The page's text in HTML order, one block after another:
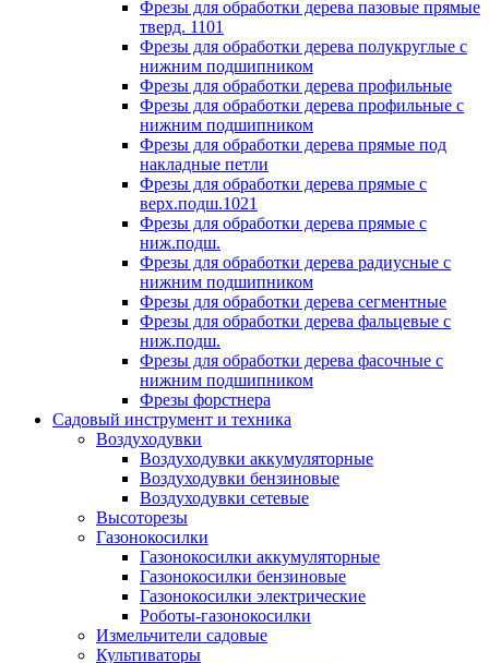
Фрезы для обработки дерева пазовые прямые
тверд. 1101
Фрезы для обработки дерева полукруглые с
нижним подшипником
Фрезы для обработки дерева профильные
Фрезы для обработки дерева профильные с
нижним подшипником
Фрезы для обработки дерева прямые под
накладные петли
Фрезы для обработки дерева прямые с
верх.подш.1021
Фрезы для обработки дерева прямые с
ниж.подш.
Фрезы для обработки дерева радиусные с
нижним подшипником
Фрезы для обработки дерева сегментные
Фрезы для обработки дерева фальцевые с
ниж.подш.
Фрезы для обработки дерева фасочные с
нижним подшипником
Фрезы форстнера
Садовый инструмент и техника
Воздуходувки
Воздуходувки аккумуляторные
Воздуходувки бензиновые
Воздуходувки сетевые
Высоторезы
Газонокосилки
Газонокосилки аккумуляторные
Газонокосилки бензиновые
Газонокосилки электрические
Роботы-газонокосилки
Измельчители садовые
Культиваторы